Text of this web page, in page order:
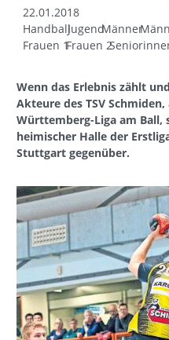
22.01.2018
HandballJugendMänner
Frauen 1Frauen 2
Wenn das Erlebnis zählt
Akteure des TSV
Württemberg-Liga am Ball,
heimischer Halle der
Stuttgart gegenüber.